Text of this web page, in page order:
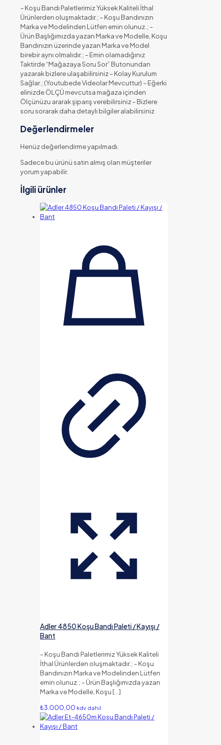
– Koşu Bandı Paletlerimiz Yüksek Kaliteli İthal
Ürünlerden oluşmaktadır.; – Koşu Bandınızın
Marka ve Modelinden Lütfen emin olunuz.; –
Ürün Başlığımızda yazan Marka ve Modelle, Koşu
Bandınızın üzerinde yazan Marka ve Model
birebir aynı olmalıdır.; – Emin olamadığınız
Taktirde “Mağazaya Soru Sor” Butonundan
yazarak bizlere ulaşabilirsiniz – Kolay Kurulum
Sağlar.; (Youtubede Videolar Mevcuttur) – Eğerki
elinizde ÖLÇÜ mevcutsa mağaza içinden
Ölçünüzu ararak şiparış verebilirsiniz – Bizlere
soru sorarak daha detaylı bilgiler alabilirsiniz
Değerlendirmeler
Henüz değerlendirme yapılmadı.
Sadece bu ürünü satın almış olan müşteriler
yorum yapabilir.
İlgili ürünler
Adler 4850 Koşu Bandı Paleti / Kayışı /
Bant
– Koşu Bandı Paletlerimiz Yüksek Kaliteli
İthal Ürünlerden oluşmaktadır.; – Koşu
Bandınızın Marka ve Modelinden Lütfen
emin olunuz.; – Ürün Başlığımızda yazan
Marka ve Modelle, Koşu […]
₺3.000,00 kdv dahil